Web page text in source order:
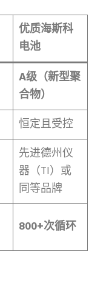
优质海斯科
电池
A级（新型聚
合物）
恒定且受控
先进德州仪
器（TI）或
同等品牌
800+次循环